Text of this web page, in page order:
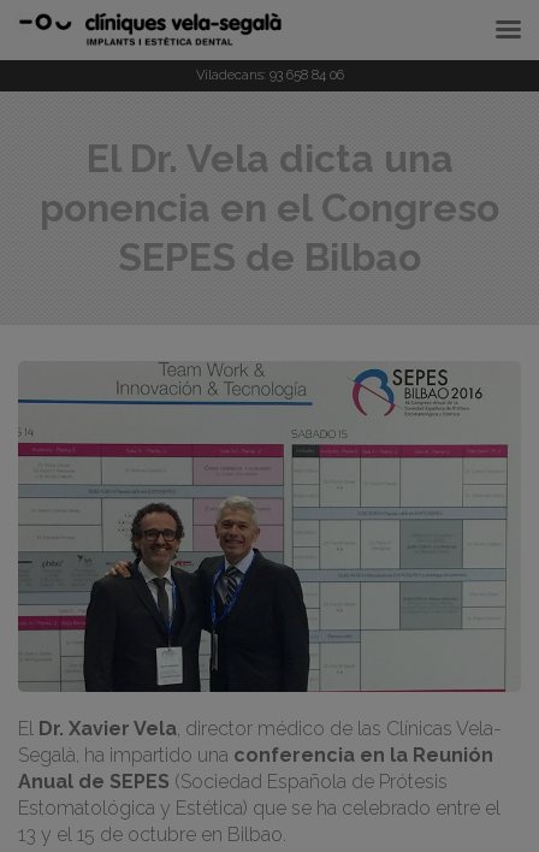
Viladecans: 93 658 84 06
El Dr. Vela dicta una
ponencia en el Congreso
SEPES de Bilbao
El Dr. Xavier Vela, director médico de las Clínicas Vela-
Segalà, ha impartido una conferencia en la Reunión
Anual de SEPES (Sociedad Española de Prótesis
Estomatológica y Estética) que se ha celebrado entre el
13 y el 15 de octubre en Bilbao.